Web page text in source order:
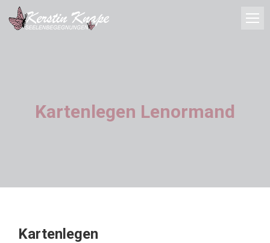
Kartenlegen Lenormand
Kartenlegen